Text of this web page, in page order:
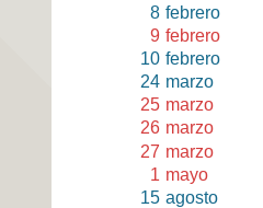
8 febrero
9 febrero
10 febrero
24 marzo
25 marzo
26 marzo
27 marzo
1 mayo
15 agosto